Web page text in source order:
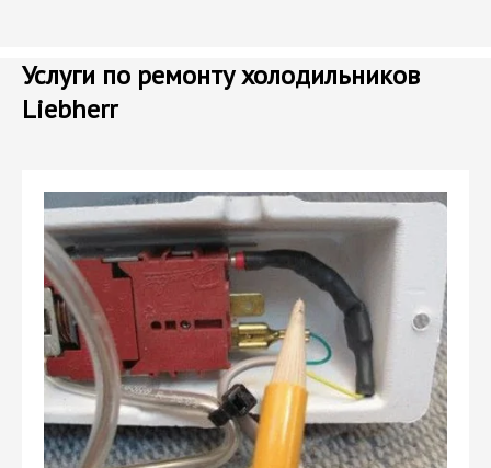
Услуги по ремонту холодильников
Liebherr